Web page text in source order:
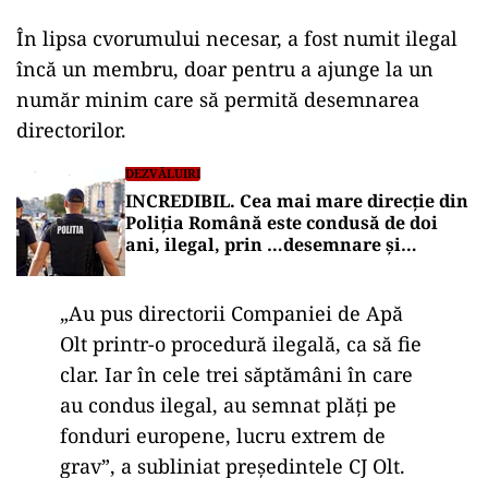
În lipsa cvorumului necesar, a fost numit ilegal
încă un membru, doar pentru a ajunge la un
număr minim care să permită desemnarea
directorilor.
DEZVĂLUIRI
INCREDIBIL. Cea mai mare direcție din
Poliția Română este condusă de doi
ani, ilegal, prin …desemnare și
„Au pus directorii Companiei de Apă
Olt printr-o procedură ilegală, ca să fie
clar. Iar în cele trei săptămâni în care
au condus ilegal, au semnat plăți pe
fonduri europene, lucru extrem de
grav”, a subliniat președintele CJ Olt.